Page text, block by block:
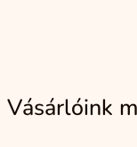
Vásárlóink